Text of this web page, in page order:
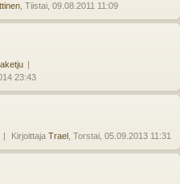
, Tiistai, 09.08.2011 11:09
23:43
Kirjoittaja Trael , Torstai, 05.09.2013 11:31